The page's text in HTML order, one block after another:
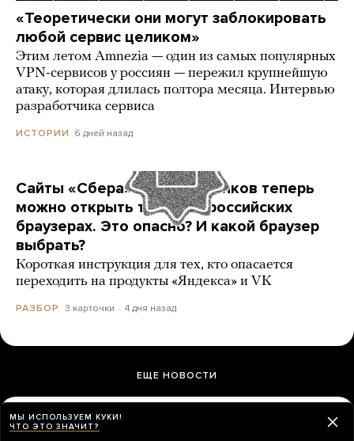
«Теоретически они могут заблокировать
любой сервис целиком»
Этим летом Amnezia — один из самых популярных
VPN-сервисов у россиян — пережил крупнейшую
атаку, которая длилась полтора месяца. Интервью
разработчика сервиса
ИСТОРИИ 6 дней назад
Сайты «Сбера» и других банков теперь
можно открыть только в российских
браузерах. Это опасно? И какой браузер
выбрать?
Короткая инструкция для тех, кто опасается
переходить на продукты «Яндекса» и VK
РАЗБОР 3 карточки 4 дня назад
ЕЩЕ НОВОСТИ
В суд подали иск с требованием снять
МЫ ИСПОЛЬЗУЕМ КУКИ!
ЧТО ЭТО ЗНАЧИТ?